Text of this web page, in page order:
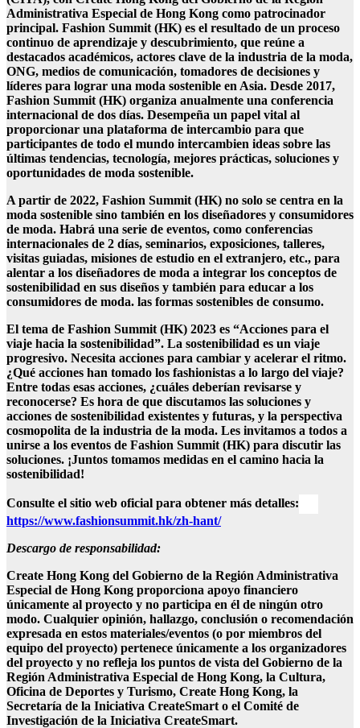
Administrativa Especial de Hong Kong como patrocinador
principal. Fashion Summit (HK) es el resultado de un proceso
continuo de aprendizaje y descubrimiento, que reúne a
destacados académicos, actores clave de la industria de la moda,
ONG, medios de comunicación, tomadores de decisiones y
líderes para lograr una moda sostenible en Asia. Desde 2017,
Fashion Summit (HK) organiza anualmente una conferencia
internacional de dos días. Desempeña un papel vital al
proporcionar una plataforma de intercambio para que
participantes de todo el mundo intercambien ideas sobre las
últimas tendencias, tecnología, mejores prácticas, soluciones y
oportunidades de moda sostenible.
A partir de 2022, Fashion Summit (HK) no solo se centra en la
moda sostenible sino también en los diseñadores y consumidores
de moda. Habrá una serie de eventos, como conferencias
internacionales de 2 días, seminarios, exposiciones, talleres,
visitas guiadas, misiones de estudio en el extranjero, etc., para
alentar a los diseñadores de moda a integrar los conceptos de
sostenibilidad en sus diseños y también para educar a los
consumidores de moda. las formas sostenibles de consumo.
El tema de Fashion Summit (HK) 2023 es “Acciones para el
viaje hacia la sostenibilidad”. La sostenibilidad es un viaje
progresivo. Necesita acciones para cambiar y acelerar el ritmo.
¿Qué acciones han tomado los fashionistas a lo largo del viaje?
Entre todas esas acciones, ¿cuáles deberían revisarse y
reconocerse? Es hora de que discutamos las soluciones y
acciones de sostenibilidad existentes y futuras, y la perspectiva
cosmopolita de la industria de la moda. Les invitamos a todos a
unirse a los eventos de Fashion Summit (HK) para discutir las
soluciones. ¡Juntos tomamos medidas en el camino hacia la
sostenibilidad!
Consulte el sitio web oficial para obtener más detalles:
https://www.fashionsummit.hk/zh-hant/
Descargo de responsabilidad:
Create Hong Kong del Gobierno de la Región Administrativa
Especial de Hong Kong proporciona apoyo financiero
únicamente al proyecto y no participa en él de ningún otro
modo. Cualquier opinión, hallazgo, conclusión o recomendación
expresada en estos materiales/eventos (o por miembros del
equipo del proyecto) pertenece únicamente a los organizadores
del proyecto y no refleja los puntos de vista del Gobierno de la
Región Administrativa Especial de Hong Kong, la Cultura,
Oficina de Deportes y Turismo, Create Hong Kong, la
Secretaría de la Iniciativa CreateSmart o el Comité de
Investigación de la Iniciativa CreateSmart.